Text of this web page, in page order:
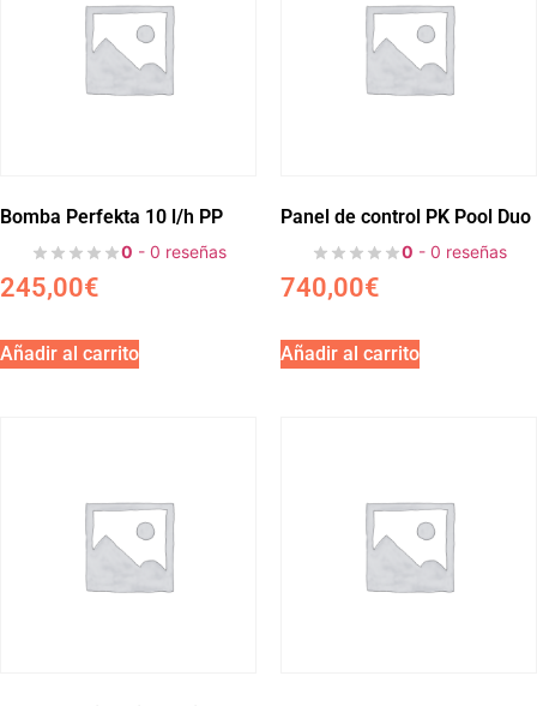
Bomba Perfekta 10 l/h PP
0 - 0 reseñas
245,00€
Añadir al carrito
Panel de control PK Pool Duo
0 - 0 reseñas
740,00€
Añadir al carrito